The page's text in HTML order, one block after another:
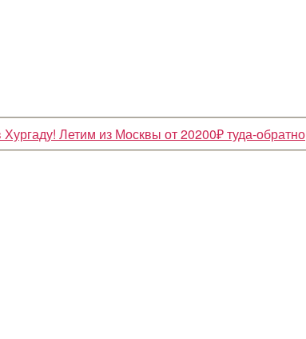
Летим из Москвы от 20200₽ туда-обратно